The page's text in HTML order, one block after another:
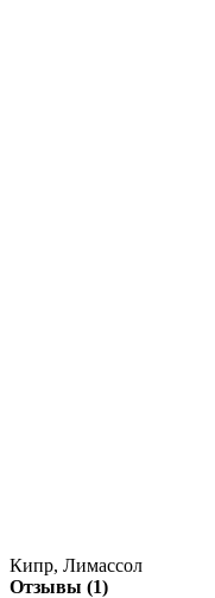
Кипр, Лимассол
Отзывы (1)